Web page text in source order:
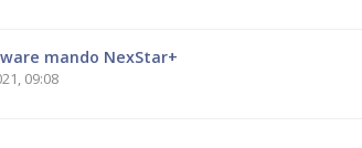
mando NexStar+
09:08